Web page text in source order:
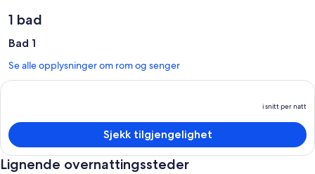
1 bad
Bad 1
Se alle opplysninger om rom og senger
i
i snitt per natt
Sjekk tilgjengelighet
Lignende overnattingssteder